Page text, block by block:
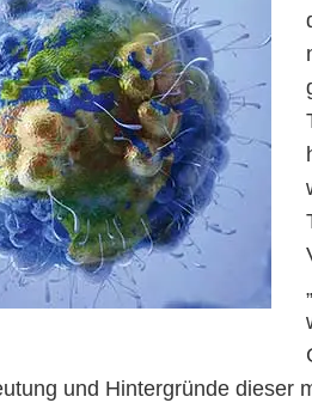
und Hintergründe dieser